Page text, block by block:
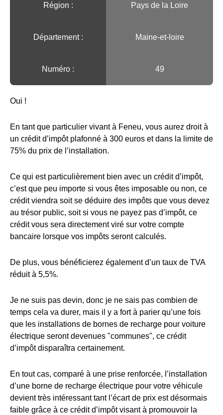
Région :️ Pays de la Loire
Département : Maine-et-loire
Numéro : 49
Oui !
En tant que particulier vivant à Feneu, vous aurez droit à
un crédit d’impôt plafonné à 300 euros et dans la limite de
75% du prix de l’installation.
Ce qui est particulièrement bien avec un crédit d’impôt,
c’est que peu importe si vous êtes imposable ou non, ce
crédit viendra soit se déduire des impôts que vous devez
au trésor public, soit si vous ne payez pas d’impôt, ce
crédit vous sera directement viré sur votre compte
bancaire lorsque vos impôts seront calculés.
De plus, vous bénéficierez également d’un taux de TVA
réduit à 5,5%.
Je ne suis pas devin, donc je ne sais pas combien de
temps cela va durer, mais il y a fort à parier qu’une fois
que les installations de bornes de recharge pour voiture
électrique seront devenues "communes", ce crédit
d’impôt disparaîtra certainement.
En tout cas, comparé à une prise renforcée, l’installation
d’une borne de recharge électrique pour votre véhicule
devient très intéressant tant l’écart de prix est désormais
faible grâce à ce crédit d’impôt visant à promouvoir la